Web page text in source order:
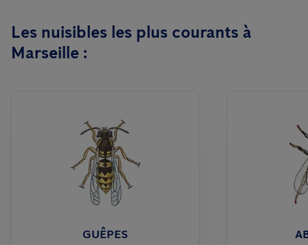
Les nuisibles les plus courants à
Marseille :
GUÊPES